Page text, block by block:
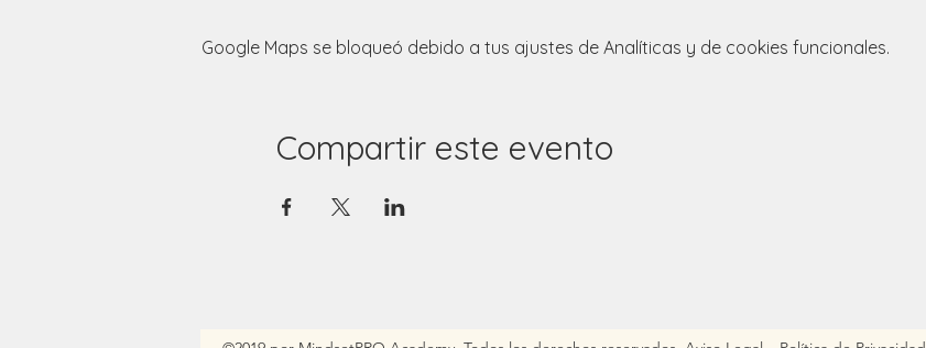
Google Maps se bloqueó debido a tus ajustes de Analíticas y de cookies funcionales.
Compartir este evento